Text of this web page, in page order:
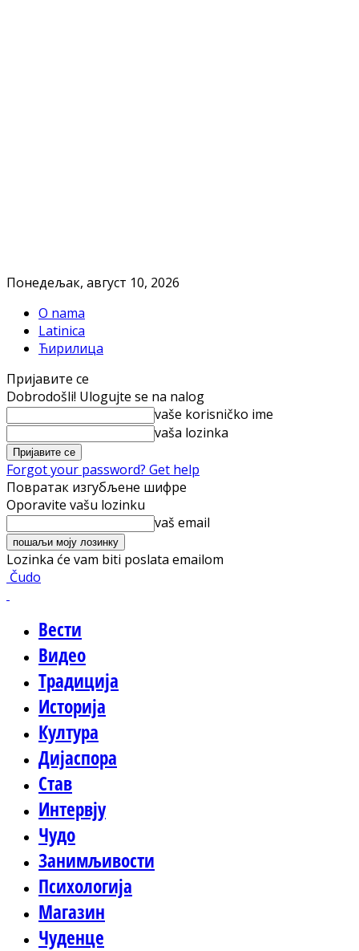
Понедељак, август 10, 2026
O nama
Latinica
Ћирилица
Пријавите се
Dobrodošli! Ulogujte se na nalog
vaše korisničko ime
vaša lozinka
Forgot your password? Get help
Повратак изгубљене шифре
Oporavite vašu lozinku
vaš email
Lozinka će vam biti poslata emailom
Čudo
Вести
Видео
Традиција
Историја
Култура
Дијаспора
Став
Интервју
Чудо
Занимљивости
Психологија
Магазин
Чуденце